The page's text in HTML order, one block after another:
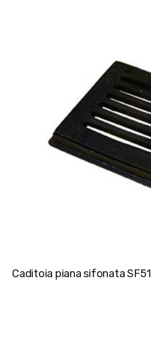
Caditoia piana sifonata SF51